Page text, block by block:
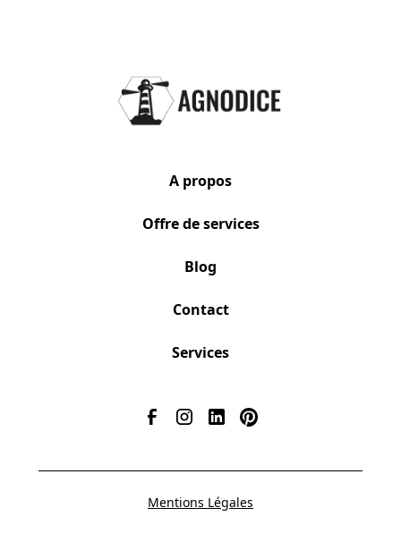
A propos
Offre de services
Blog
Contact
Services
Mentions Légales